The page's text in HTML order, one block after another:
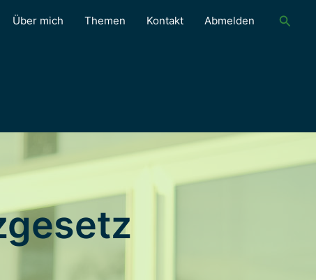
Über mich Themen Kontakt Abmelden